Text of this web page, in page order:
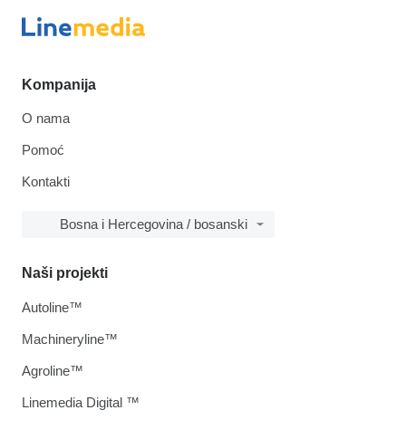
Kompanija
O nama
Pomoć
Kontakti
Bosna i Hercegovina / bosanski
Naši projekti
Autoline™
Machineryline™
Agroline™
Linemedia Digital ™